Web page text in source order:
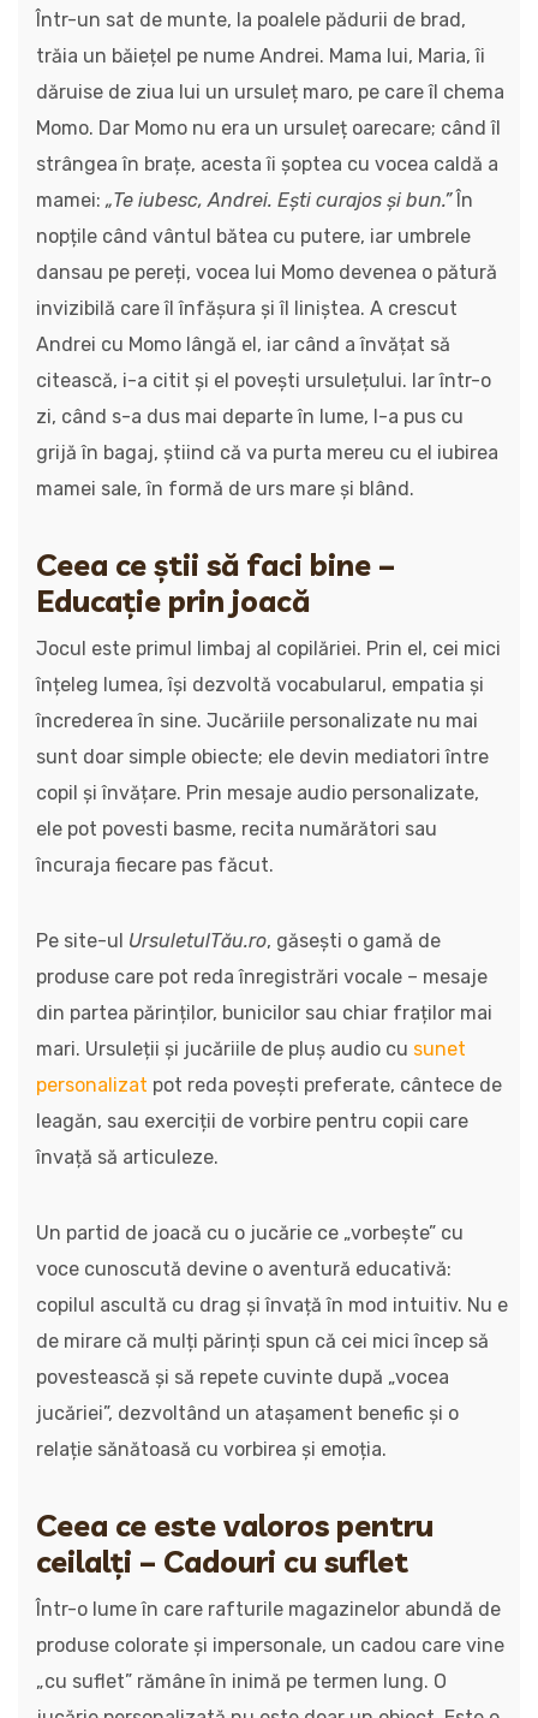
Într-un sat de munte, la poalele pădurii de brad,
trăia un băiețel pe nume Andrei. Mama lui, Maria, îi
dăruise de ziua lui un ursuleț maro, pe care îl chema
Momo. Dar Momo nu era un ursuleț oarecare; când îl
strângea în brațe, acesta îi șoptea cu vocea caldă a
mamei: „Te iubesc, Andrei. Ești curajos și bun.”În
nopțile când vântul bătea cu putere, iar umbrele
dansau pe pereți, vocea lui Momo devenea o pătură
invizibilă care îl înfășura și îl liniștea. A crescut
Andrei cu Momo lângă el, iar când a învățat să
citească, i-a citit și el povești ursulețului. Iar într-o
zi, când s-a dus mai departe în lume, l-a pus cu
grijă în bagaj, știind că va purta mereu cu el iubirea
mamei sale, în formă de urs mare și blând.
Ceea ce știi să faci bine –
Educație prin joacă
Jocul este primul limbaj al copilăriei. Prin el, cei mici
înțeleg lumea, își dezvoltă vocabularul, empatia și
încrederea în sine. Jucăriile personalizate nu mai
sunt doar simple obiecte; ele devin mediatori între
copil și învățare. Prin mesaje audio personalizate,
ele pot povesti basme, recita numărători sau
încuraja fiecare pas făcut.
Pe site-ul UrsuletulTău.ro, găsești o gamă de
produse care pot reda înregistrări vocale – mesaje
din partea părinților, bunicilor sau chiar fraților mai
mari. Ursuleții și jucăriile de pluș audio cu sunet
personalizat pot reda povești preferate, cântece de
leagăn, sau exerciții de vorbire pentru copii care
învață să articuleze.
Un partid de joacă cu o jucărie ce „vorbește” cu
voce cunoscută devine o aventură educativă:
copilul ascultă cu drag și învață în mod intuitiv. Nu e
de mirare că mulți părinți spun că cei mici încep să
povestească și să repete cuvinte după „vocea
jucăriei”, dezvoltând un atașament benefic și o
relație sănătoasă cu vorbirea și emoția.
Ceea ce este valoros pentru
ceilalți – Cadouri cu suflet
Într-o lume în care rafturile magazinelor abundă de
produse colorate și impersonale, un cadou care vine
„cu suflet” rămâne în inimă pe termen lung. O